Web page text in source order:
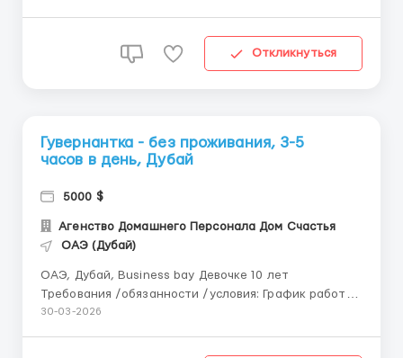
счет заказчика. Обязанности: уход за ребенком,
Откликнуться
Гувернантка - без проживания, 3-5
часов в день, Дубай
5000 $
Агенство Домашнего Персонала Дом Счастья
ОАЭ (Дубай)
ОАЭ, Дубай, Business bay Девочке 10 лет
Требования /обязанности /условия: График работы:
5/2 (суббота и воскресенье- выходные, без
30-03-2026